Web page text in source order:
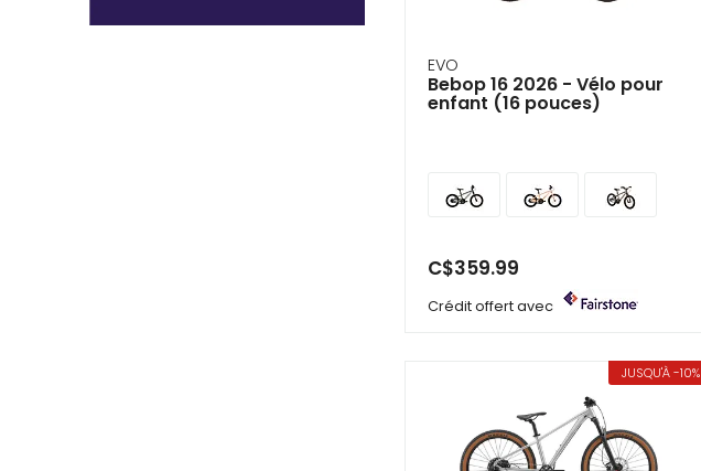
EVO
Bebop 16 2026 - Vélo pour
enfant (16 pouces)
C$359.99
Crédit offert avec
JUSQU'À -10%